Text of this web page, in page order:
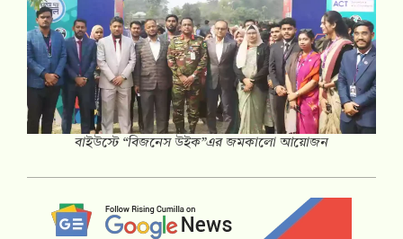
বাইউস্টে “বিজনেস উইক”এর জমকালো আয়োজন